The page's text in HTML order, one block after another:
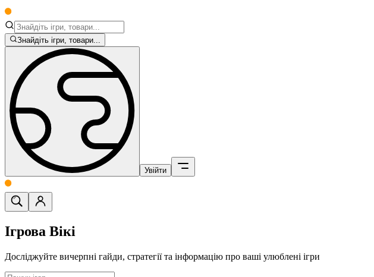
Знайдіть ігри, товари...
Увійти
Ігрова Вікі
Досліджуйте вичерпні гайди, стратегії та інформацію про ваші улюблені ігри